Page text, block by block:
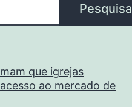
que igrejas
ao mercado de